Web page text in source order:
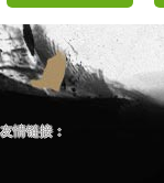
友情链接：